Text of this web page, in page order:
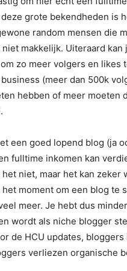
deze grote bekendheden is
random mensen die
makkelijk. Uiteraard kan
zo meer volgers en likes
(meer dan 500k
hebben of meer moeten
een goed lopend blog (ja
fulltime inkomen kan
niet, maar het kan zeker
moment om een blog te
meer. Je hebt dus
wordt als niche blogger
de HCU updates, bloggers
verliezen organische